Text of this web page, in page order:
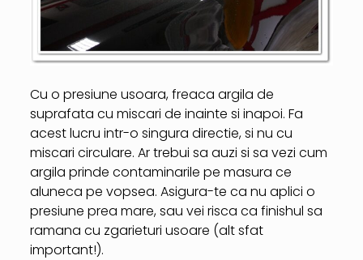
Cu o presiune usoara, freaca argila de
suprafata cu miscari de inainte si inapoi. Fa
acest lucru intr-o singura directie, si nu cu
miscari circulare. Ar trebui sa auzi si sa vezi cum
argila prinde contaminarile pe masura ce
aluneca pe vopsea. Asigura-te ca nu aplici o
presiune prea mare, sau vei risca ca finishul sa
ramana cu zgarieturi usoare (alt sfat
important!).